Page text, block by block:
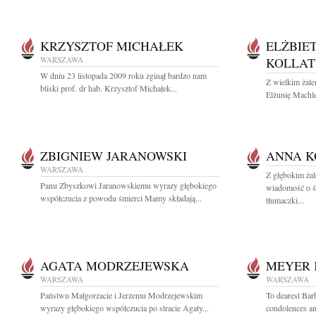
KRZYSZTOF MICHAŁEK
WARSZAWA
W dniu 23 listopada 2009 roku zginął bardzo nam
bliski prof. dr hab. Krzysztof Michałek...
KOLLAT
Z wielkim
Elżunię
ZBIGNIEW JARANOWSKI
WARSZAWA
Panu Zbyszkowi Jaranowskiemu wyrazy głębokiego
współczucia z powodu śmierci Mamy składają...
ANNA
Z głębokim
wiadomość o
tłumaczki...
AGATA MODRZEJEWSKA
WARSZAWA
Państwu Małgorzacie i Jerzemu Modrzejewskim
wyrazy głębokiego współczucia po stracie Agaty...
MEYER
WARSZAWA
To dearest
condolences